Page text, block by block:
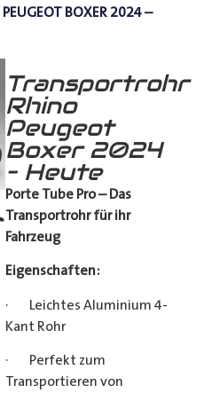
BOXER 2024 –
Transportrohr
Rhino
Peugeot
Boxer 2024
– Heute
Porte Tube Pro – Das
Transportrohr für ihr
Fahrzeug
Eigenschaften:
· Leichtes Aluminium 4-
Kant Rohr
· Perfekt zum
Transportieren von